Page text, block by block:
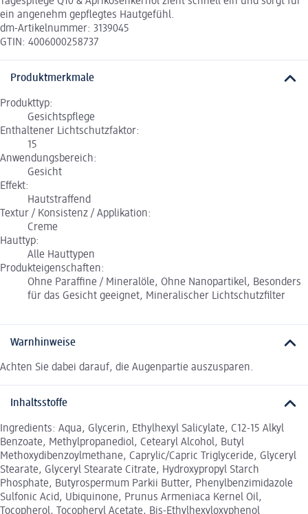
ein angenehm gepflegtes Hautgefühl.
dm-Artikelnummer: 3139045
GTIN: 4006000258737
Produktmerkmale
Produkttyp:
Gesichtspflege
Enthaltener Lichtschutzfaktor:
15
Anwendungsbereich:
Gesicht
Effekt:
Hautstraffend
Textur / Konsistenz / Applikation:
Creme
Hauttyp:
Alle Hauttypen
Produkteigenschaften:
Ohne Paraffine / Mineralöle, Ohne Nanopartikel, Besonders
für das Gesicht geeignet, Mineralischer Lichtschutzfilter
Warnhinweise
Achten Sie dabei darauf, die Augenpartie auszusparen.
Inhaltsstoffe
Ingredients: Aqua, Glycerin, Ethylhexyl Salicylate, C12-15 Alkyl
Benzoate, Methylpropanediol, Cetearyl Alcohol, Butyl
Methoxydibenzoylmethane, Caprylic/Capric Triglyceride, Glyceryl
Stearate, Glyceryl Stearate Citrate, Hydroxypropyl Starch
Phosphate, Butyrospermum Parkii Butter, Phenylbenzimidazole
Sulfonic Acid, Ubiquinone, Prunus Armeniaca Kernel Oil,
Tocopherol, Tocopheryl Acetate, Bis-Ethylhexyloxyphenol